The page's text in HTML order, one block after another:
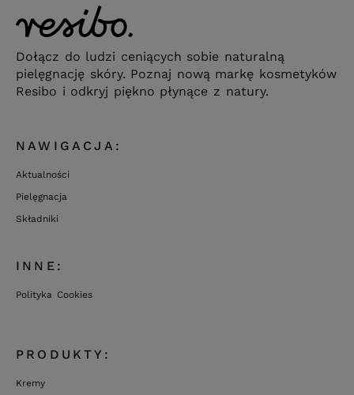
Dołącz do ludzi ceniących sobie naturalną
pielęgnację skóry. Poznaj nową markę kosmetyków
Resibo i odkryj piękno płynące z natury.
NAWIGACJA:
Aktualności
Pielęgnacja
Składniki
INNE:
Polityka Cookies
PRODUKTY:
Kremy